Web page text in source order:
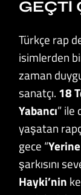
GEÇTI
Türkçe rap
isimlerden
zaman
sanatçı. 18
Yabancı” ile
yaşatan
gece “
şarkısını
Hayki’nin